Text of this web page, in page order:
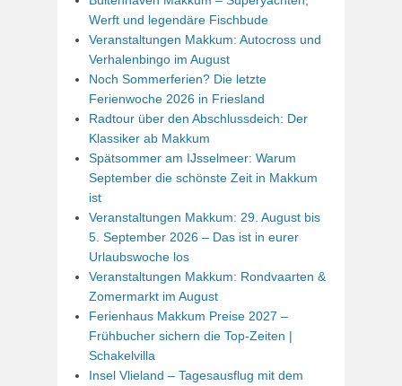
Werft und legendäre Fischbude
Veranstaltungen Makkum: Autocross und
Verhalenbingo im August
Noch Sommerferien? Die letzte
Ferienwoche 2026 in Friesland
Radtour über den Abschlussdeich: Der
Klassiker ab Makkum
Spätsommer am IJsselmeer: Warum
September die schönste Zeit in Makkum
ist
Veranstaltungen Makkum: 29. August bis
5. September 2026 – Das ist in eurer
Urlaubswoche los
Veranstaltungen Makkum: Rondvaarten &
Zomermarkt im August
Ferienhaus Makkum Preise 2027 –
Frühbucher sichern die Top-Zeiten |
Schakelvilla
Insel Vlieland – Tagesausflug mit dem